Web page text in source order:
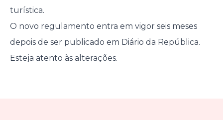
turística.
O novo regulamento entra em vigor seis meses
depois de ser publicado em Diário da República.
Esteja atento às alterações.